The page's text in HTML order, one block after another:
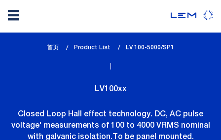
首页 Product List
lem_current_page
LV 100-5000/SP1
LV100xx
Closed Loop Hall effect technology. DC, AC pulse
voltage' measurements of 100 to 4000 VRMS nominal
with galvanic isolation.To be panel mounted.